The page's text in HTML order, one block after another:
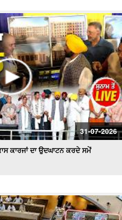
31-07-2026
ਕਾਰਜਾਂ ਦਾ ਉਦਘਾਟਨ ਕਰਦੇ ਸਮੇਂ